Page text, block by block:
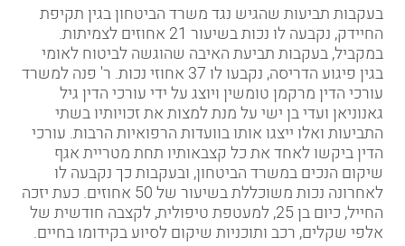
בעקבות תביעות שהגיש נגדמשרד הביטחוןבגין תקיפת
החיידק, נקבעה לו נכות בשיעור 21 אחוזים לצמיתות.
במקביל, בעקבות תביעת האיבה שהוגשה לביטוח לאומי
בגין פיגוע הדריסה, נקבעו לו 37 אחוזי נכות. ר' פנה למשרד
עורכי הדיןמרקמן טומשיןויוצג על ידי עורכי הדין גיל
גאנוניאן ועדי בן ישי על מנת למצות את זכויותיו בשתי
התביעות ואלו ייצגו אותו בוועדות הרפואיות הרבות. עורכי
הדין ביקשו לאחד את כל קצבאותיו תחת מטריית אגף
שיקום הנכים במשרד הביטחון, ובעקבות כך נקבעה לו
לאחרונה נכות משוכללת בשיעור של 50 אחוזים. כעת יזכה
החייל, כיום בן 25, למעטפת טיפולית, לקצבה חודשית של
אלפי שקלים, רכב ותוכניות שיקום לסיוע בקידומו בחיים.